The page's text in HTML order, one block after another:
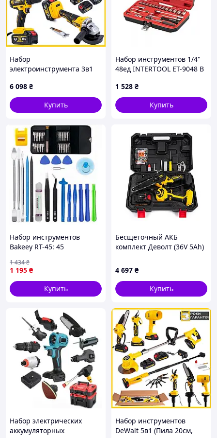
Набор
электроинструмента 3в1
Шуруповерт
DCD791+Перфоратор
DCD900B+Болгарка DCG41
6 098 ₴
Купить
Набор инструментов 1/4"
48ед INTERTOOL ET-9048 В
1 528 ₴
Купить
Набор инструментов
Bakeey RT-45: 45
гаджетов.
1 195 ₴
1 434₴
Купить
Бесщеточный АКБ
комплект Деволт (36V 5Ah)
аккумуляторных
инструментов dewalt 2в1
JGGW_4697
4 697 ₴
Купить
Набор электрических
аккумуляторных
Набор инструментов
DeWalt 5в1 (Пила 20см,